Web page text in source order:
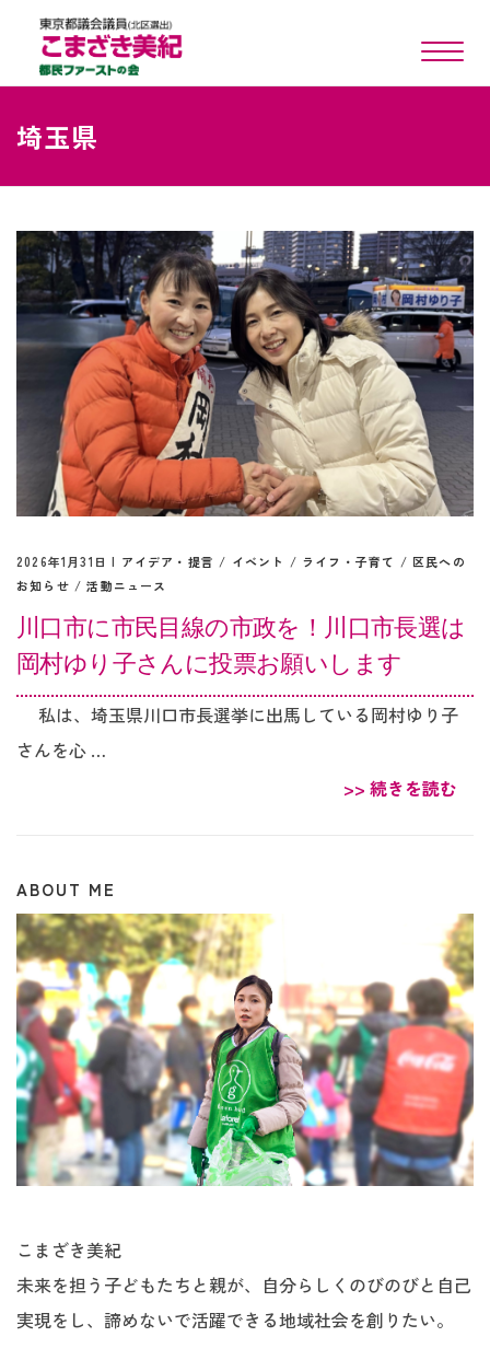
toggle
埼玉県
2026年1月31日 | アイデア・提言 / イベント / ライフ・子育て / 区民への
お知らせ /活動ニュース
川口市に市民目線の市政を！川口市長選は
岡村ゆり子さんに投票お願いします
私は、埼玉県川口市長選挙に出馬している岡村ゆり子
さんを心 …
>> 続きを読む
ABOUT ME
こまざき美紀
未来を担う子どもたちと親が、自分らしくのびのびと自己
実現をし、諦めないで活躍できる地域社会を創りたい。